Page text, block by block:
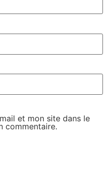
et mon site dans le
commentaire.